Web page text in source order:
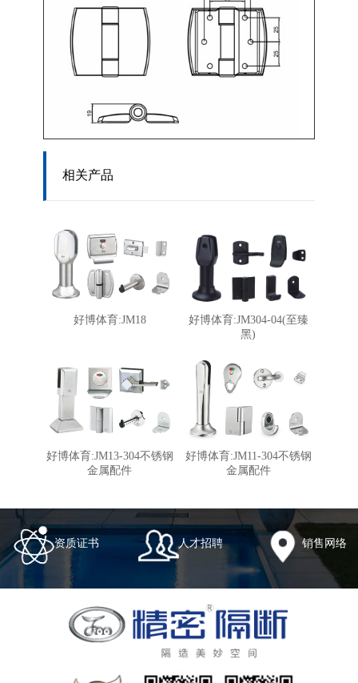
相关产品
好博体育:JM18
好博体育:JM304-04(至臻
黑)
好博体育:JM13-304不锈钢
金属配件
好博体育:JM11-304不锈钢
金属配件
资质证书 人才招聘 销售网络